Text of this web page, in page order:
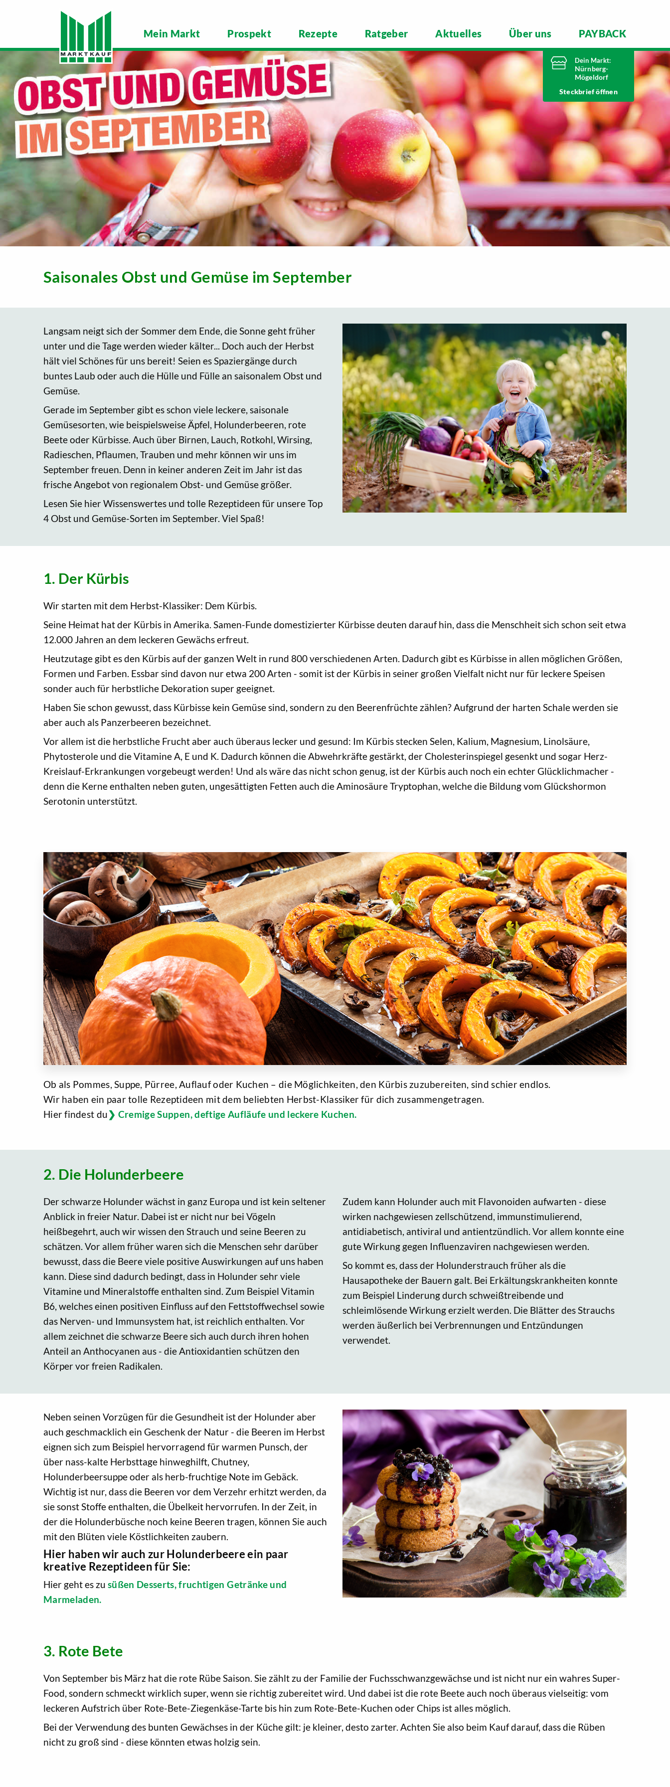
Mein Markt Prospekt Rezepte Ratgeber Aktuelles Über uns PAYBACK
Dein Markt:
Nürnberg-
Mögeldorf
Heute bis
Telefonnummer
0911 54340
Laufamholzstraße 40/42
90482 Nürnberg
Markt ändern
Steckbrief
Saisonales Obst und Gemüse im September
Langsam neigt sich der Sommer dem Ende, die Sonne geht früher
unter und die Tage werden wieder kälter... Doch auch der Herbst
hält viel Schönes für uns bereit! Seien es Spaziergänge durch
buntes Laub oder auch die Hülle und Fülle an saisonalem Obst und
Gemüse.
Gerade im September gibt es schon viele leckere, saisonale
Gemüsesorten, wie beispielsweise Äpfel, Holunderbeeren, rote
Beete oder Kürbisse. Auch über Birnen, Lauch, Rotkohl, Wirsing,
Radieschen, Pflaumen, Trauben und mehr können wir uns im
September freuen. Denn in keiner anderen Zeit im Jahr ist das
frische Angebot von regionalem Obst- und Gemüse größer.
Lesen Sie hier Wissenswertes und tolle Rezeptideen für unsere Top
4 Obst und Gemüse-Sorten im September. Viel Spaß!
1. Der Kürbis
Wir starten mit dem Herbst-Klassiker: Dem Kürbis.
Seine Heimat hat der Kürbis in Amerika. Samen-Funde domestizierter Kürbisse deuten darauf hin, dass die Menschheit sich schon seit etwa
12.000 Jahren an dem leckeren Gewächs erfreut.
Heutzutage gibt es den Kürbis auf der ganzen Welt in rund 800 verschiedenen Arten. Dadurch gibt es Kürbisse in allen möglichen Größen,
Formen und Farben. Essbar sind davon nur etwa 200 Arten - somit ist der Kürbis in seiner großen Vielfalt nicht nur für leckere Speisen
sonder auch für herbstliche Dekoration super geeignet.
Haben Sie schon gewusst, dass Kürbisse kein Gemüse sind, sondern zu den Beerenfrüchte zählen? Aufgrund der harten Schale werden sie
aber auch als Panzerbeeren bezeichnet.
Vor allem ist die herbstliche Frucht aber auch überaus lecker und gesund: Im Kürbis stecken Selen, Kalium, Magnesium, Linolsäure,
Phytosterole und die Vitamine A, E und K. Dadurch können die Abwehrkräfte gestärkt, der Cholesterinspiegel gesenkt und sogar Herz-
Kreislauf-Erkrankungen vorgebeugt werden! Und als wäre das nicht schon genug, ist der Kürbis auch noch ein echter Glücklichmacher -
denn die Kerne enthalten neben guten, ungesättigten Fetten auch die Aminosäure Tryptophan, welche die Bildung vom Glückshormon
Serotonin unterstützt.
Ob als Pommes, Suppe, Pürree, Auflauf oder Kuchen – die Möglichkeiten, den Kürbis zuzubereiten, sind schier endlos.
Wir haben ein paar tolle Rezeptideen mit dem beliebten Herbst-Klassiker für dich zusammengetragen.
Hier findest du
Cremige Suppen, deftige Aufläufe und leckere Kuchen.
2. Die Holunderbeere
Der schwarze Holunder wächst in ganz Europa und ist kein seltener
Anblick in freier Natur. Dabei ist er nicht nur bei Vögeln
heißbegehrt, auch wir wissen den Strauch und seine Beeren zu
schätzen. Vor allem früher waren sich die Menschen sehr darüber
bewusst, dass die Beere viele positive Auswirkungen auf uns haben
kann. Diese sind dadurch bedingt, dass in Holunder sehr viele
Vitamine und Mineralstoffe enthalten sind. Zum Beispiel Vitamin
B6, welches einen positiven Einfluss auf den Fettstoffwechsel sowie
das Nerven- und Immunsystem hat, ist reichlich enthalten. Vor
allem zeichnet die schwarze Beere sich auch durch ihren hohen
Anteil an Anthocyanen aus - die Antioxidantien schützen den
Körper vor freien Radikalen.
Zudem kann Holunder auch mit Flavonoiden aufwarten - diese
wirken nachgewiesen zellschützend, immunstimulierend,
antidiabetisch, antiviral und antientzündlich. Vor allem konnte eine
gute Wirkung gegen Influenzaviren nachgewiesen werden.
So kommt es, dass der Holunderstrauch früher als die
Hausapotheke der Bauern galt. Bei Erkältungskrankheiten konnte
zum Beispiel Linderung durch schweißtreibende und
schleimlösende Wirkung erzielt werden. Die Blätter des Strauchs
werden äußerlich bei Verbrennungen und Entzündungen
verwendet.
Neben seinen Vorzügen für die Gesundheit ist der Holunder aber
auch geschmacklich ein Geschenk der Natur - die Beeren im Herbst
eignen sich zum Beispiel hervorragend für warmen Punsch, der
über nass-kalte Herbsttage hinweghilft, Chutney,
Holunderbeersuppe oder als herb-fruchtige Note im Gebäck.
Wichtig ist nur, dass die Beeren vor dem Verzehr erhitzt werden, da
sie sonst Stoffe enthalten, die Übelkeit hervorrufen. In der Zeit, in
der die Holunderbüsche noch keine Beeren tragen, können Sie auch
mit den Blüten viele Köstlichkeiten zaubern.
Hier haben wir auch zur Holunderbeere ein paar
kreative Rezeptideen für Sie:
Hier geht es zu süßen Desserts, fruchtigen Getränke und
Marmeladen.
3. Rote Bete
Von September bis März hat die rote Rübe Saison. Sie zählt zu der Familie der Fuchsschwanzgewächse und ist nicht nur ein wahres Super-
Food, sondern schmeckt wirklich super, wenn sie richtig zubereitet wird. Und dabei ist die rote Beete auch noch überaus vielseitig: vom
leckeren Aufstrich über Rote-Bete-Ziegenkäse-Tarte bis hin zum Rote-Bete-Kuchen oder Chips ist alles möglich.
Bei der Verwendung des bunten Gewächses in der Küche gilt: je kleiner, desto zarter. Achten Sie also beim Kauf darauf, dass die Rüben
nicht zu groß sind - diese könnten etwas holzig sein.